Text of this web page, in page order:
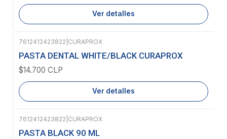
Ver detalles
Agotado
7612412423822 CURAPROX
PASTA DENTAL WHITE/BLACK CURAPROX
$14.700 CLP
Ver detalles
7612412423822 CURAPROX
PASTA BLACK 90 ML